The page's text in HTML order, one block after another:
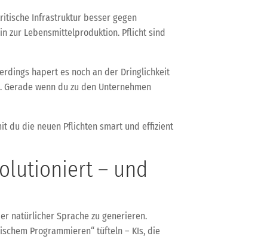
Infrastruktur besser gegen
zur Lebensmittelproduktion. Pflicht sind
hapert es noch an der Dringlichkeit
wenn du zu den Unternehmen
du die neuen Pflichten smart und effizient
– und
natürlicher Sprache zu generieren.
Programmieren“ tüfteln – KIs, die